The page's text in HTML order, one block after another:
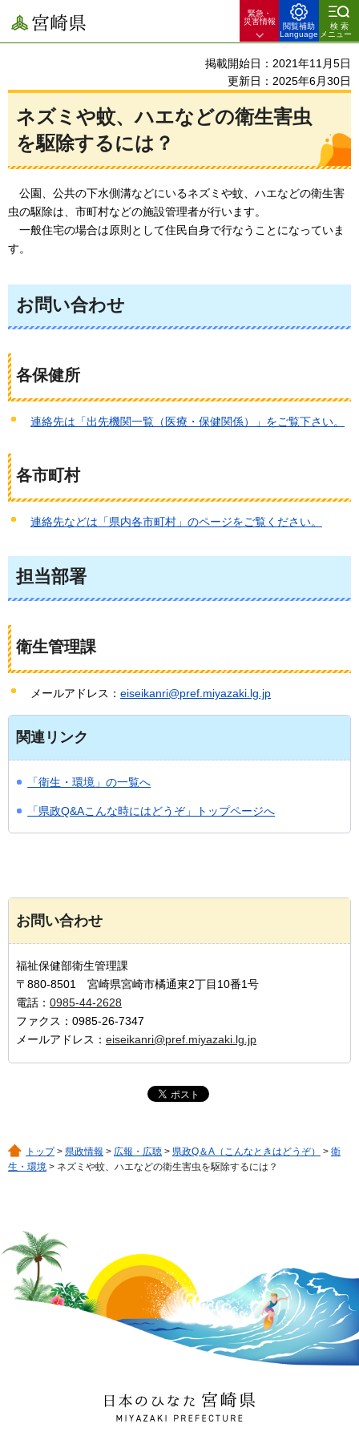
宮崎県
緊急・
災害情報
閲覧補助
Language
検索
メニュー
掲載開始日：2021年11月5日
更新日：2025年6月30日
ネズミや蚊、ハエなどの衛生害虫
を駆除するには？
公園、 公共の下水側溝などにいるネズミや蚊、ハエなどの衛生害
虫の駆除は、市町村などの施設管理者が行います。
一般住宅の場合は原則として住民自身で行なうことになっていま
す。
お問い合わせ
各保健所
連絡先は「出先機関一覧（医療・保健関係）」をご覧下さい。
各市町村
連絡先などは「県内各市町村」のページをご覧ください。
担当部署
衛生管理課
メールアドレス： eiseikanri@pref.miyazaki.lg.jp
関連リンク
「衛生・環境」の一覧へ
「県政Q&Aこんな時にはどうぞ」トップページへ
お問い合わせ
福祉保健部衛生管理課
〒880-8501 宮崎県宮崎市橘通東2丁目10番1号
電話： 0985-44-2628
ファクス：0985-26-7347
メールアドレス： eiseikanri@pref.miyazaki.lg.jp
トップ> 県政情報 > 広報・広聴 > 県政Q＆A（こんなときはどうぞ） > 衛
生・環境 > ネズミや蚊、ハエなどの衛生害虫を駆除するには？
日本のひなた 宮崎県
MIYAZAKI PREFECTURE